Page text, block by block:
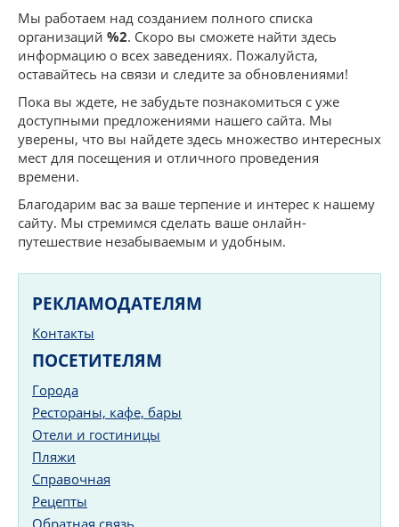
ПРЕДЛОЖЕНИЯ
СТАТЬИ
УСЛУГИ
Мы работаем над созданием полного списка
организаций %2. Скоро вы сможете найти здесь
информацию о всех заведениях. Пожалуйста,
оставайтесь на связи и следите за обновлениями!
Пока вы ждете, не забудьте познакомиться с уже
доступными предложениями нашего сайта. Мы
уверены, что вы найдете здесь множество интересных
мест для посещения и отличного проведения
времени.
Благодарим вас за ваше терпение и интерес к нашему
сайту. Мы стремимся сделать ваше онлайн-
путешествие незабываемым и удобным.
РЕКЛАМОДАТЕЛЯМ
Контакты
ПОСЕТИТЕЛЯМ
Города
Рестораны, кафе, бары
Отели и гостиницы
Пляжи
Справочная
Рецепты
Обратная связь